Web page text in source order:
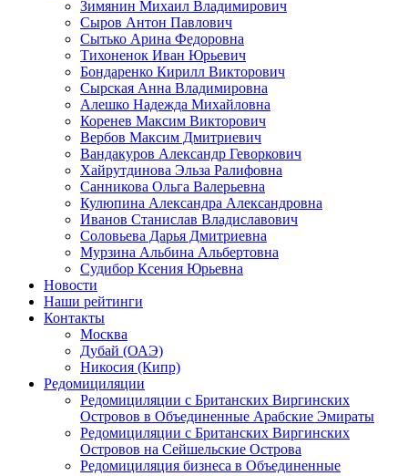
Зимянин Михаил Владимирович
Сыров Антон Павлович
Сытько Арина Федоровна
Тихоненок Иван Юрьевич
Бондаренко Кирилл Викторович
Сырская Анна Владимировна
Алешко Надежда Михайловна
Коренев Максим Викторович
Вербов Максим Дмитриевич
Вандакуров Александр Геворкович
Хайрутдинова Эльза Ралифовна
Санникова Ольга Валерьевна
Кулюпина Александра Александровна
Иванов Станислав Владиславович
Соловьева Дарья Дмитриевна
Мурзина Альбина Альбертовна
Судибор Ксения Юрьевна
Новости
Наши рейтинги
Контакты
Москва
Дубай (ОАЭ)
Никосия (Кипр)
Редомициляции
Редомициляции с Британских Виргинских
Островов в Объединенные Арабские Эмираты
Редомициляции с Британских Виргинских
Островов на Сейшельские Острова
Редомициляция бизнеса в Объединенные